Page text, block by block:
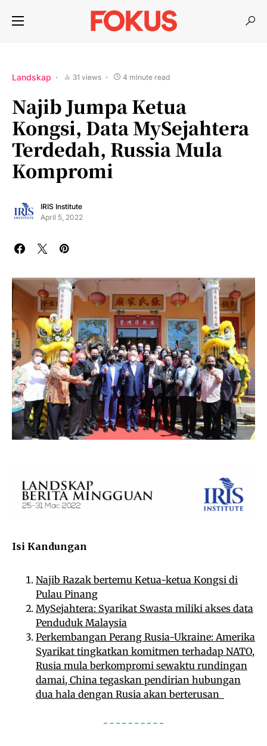
Landskap 31 views 4 minute read
Najib Jumpa Ketua
Kongsi, Data MySejahtera
Terdedah, Russia Mula
Kompromi
IRIS Institute
April 5, 2022
Isi Kandungan
Najib Razak bertemu Ketua-ketua Kongsi di
Pulau Pinang
MySejahtera: Syarikat Swasta miliki akses data
Penduduk Malaysia
Perkembangan Perang Rusia-Ukraine: Amerika
Syarikat tingkatkan komitmen terhadap NATO,
Rusia mula berkompromi sewaktu rundingan
damai, China tegaskan pendirian hubungan
dua hala dengan Rusia akan berterusan